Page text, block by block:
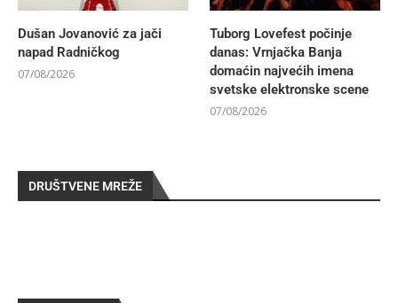
Dušan Jovanović za jači
napad Radničkog
07/08/2026
Tuborg Lovefest počinje
danas: Vrnjačka Banja
domaćin najvećih imena
svetske elektronske scene
07/08/2026
DRUŠTVENE MREŽE